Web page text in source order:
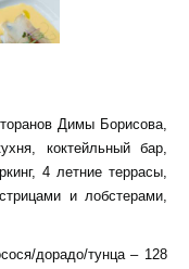
Димы Борисова,
коктейльный бар,
4 летние террасы,
и лобстерами,
дорадо/тунца – 128